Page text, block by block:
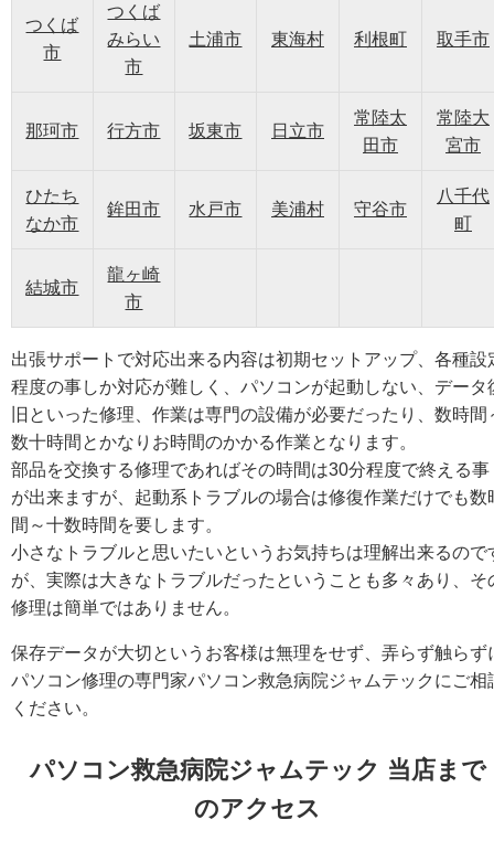
つくば
市
つくば
みらい
市
土浦市 東海村 利根町 取手市
那珂市 行方市 坂東市 日立市
常陸太
田市
常陸大
宮市
ひたち
なか市
鉾田市 水戸市 美浦村 守谷市
八千代
町
結城市
龍ヶ崎
市
出張サポートで対応出来る内容は初期セットアップ、各種設
程度の事しか対応が難しく、パソコンが起動しない、データ
旧といった修理、作業は専門の設備が必要だったり、数時間
数十時間とかなりお時間のかかる作業となります。
部品を交換する修理であればその時間は30分程度で終える事
が出来ますが、起動系トラブルの場合は修復作業だけでも数
間～十数時間を要します。
小さなトラブルと思いたいというお気持ちは理解出来るので
が、実際は大きなトラブルだったということも多々あり、そ
修理は簡単ではありません。
保存データが大切というお客様は無理をせず、弄らず触らず
パソコン修理の専門家パソコン救急病院ジャムテックにご相
ください。
パソコン救急病院ジャムテック 当店まで
のアクセス